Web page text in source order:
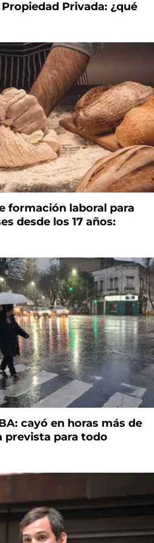
Privada: ¿qué
formación laboral para
desde los 17 años:
cayó en horas más de
prevista para todo